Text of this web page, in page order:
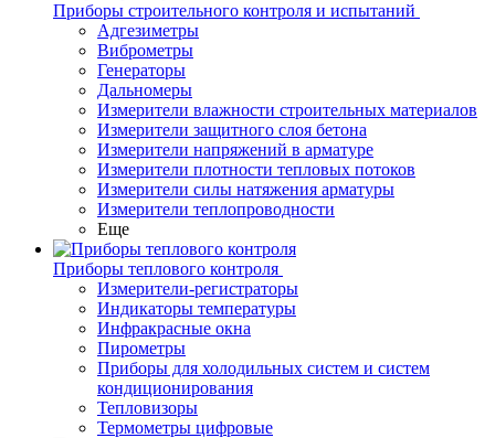
Приборы строительного контроля и испытаний
Адгезиметры
Виброметры
Генераторы
Дальномеры
Измерители влажности строительных материалов
Измерители защитного слоя бетона
Измерители напряжений в арматуре
Измерители плотности тепловых потоков
Измерители силы натяжения арматуры
Измерители теплопроводности
Еще
Приборы теплового контроля
Измерители-регистраторы
Индикаторы температуры
Инфракрасные окна
Пирометры
Приборы для холодильных систем и систем
кондиционирования
Тепловизоры
Термометры цифровые